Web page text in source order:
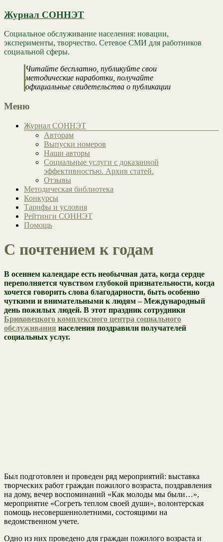
Журнал СОННЭТ
Социальное обслуживание населения: новации,
эксперименты, творчество. Сетевое СМИ для работников
социальной сферы.
Читайте бесплатно, публикуйте свои
методические наработки, получайте
официальные свидетельства о публикации
Меню
Журнал СОННЭТ
Авторам
Выпуски номеров
Наши авторы
Социальные услуги с доказанной
эффективностью. Архив статей.
Отзывы
Методическая библиотека
Конкурсы
Тарифы и условия
Рейтинги СОННЭТ
Помощь
С почтением к годам
В осеннем календаре есть необычная дата, когда сердце
переполняется чувством глубокой признательности, когда
хочется говорить слова благодарности, быть особенно
чуткими и внимательными к людям – Международный
день пожилых людей. В этот праздник сотрудники
Брюховецкого комплексного центра социального
обслуживания населения поздравили получателей
социальных услуг.
Был подготовлен и проведен ряд мероприятий: выставка
творческих работ граждан пожилого возраста, поздравления
на дому, вечер воспоминаний «Как молоды мы были…»,
мероприятие «Согреть теплом своей души», волонтерская
помощь несовершеннолетними, состоящими на
ведомственном учете.
Одно из них проведено для граждан пожилого возраста и